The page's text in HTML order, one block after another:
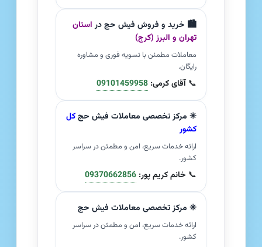
🏙️ خرید و فروش فیش حج دراستان
تهران و البرز (کرج)
معاملات مطمئن با تسویه فوری و مشاوره
رایگان.
📞آقای کرمی: 09101459958
✳️ مرکز تخصصی معاملات فیش حجکل
کشور
ارائه خدمات سریع، امن و مطمئن در سراسر
کشور.
📞 خانم کریم پور: 09370662856
✳️ مرکز تخصصی معاملات فیش حج
ارائه خدمات سریع، امن و مطمئن در سراسر
کشور.